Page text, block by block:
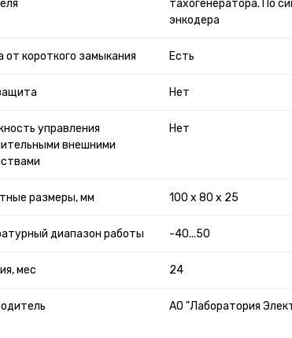
тахогенератора. По
энкодера
от короткого замыкания Есть
Нет
управления
внешними
Нет
размеры, мм 100 х 80 х 25
диапазон работы -40...50
мес 24
АО "Лаборатория